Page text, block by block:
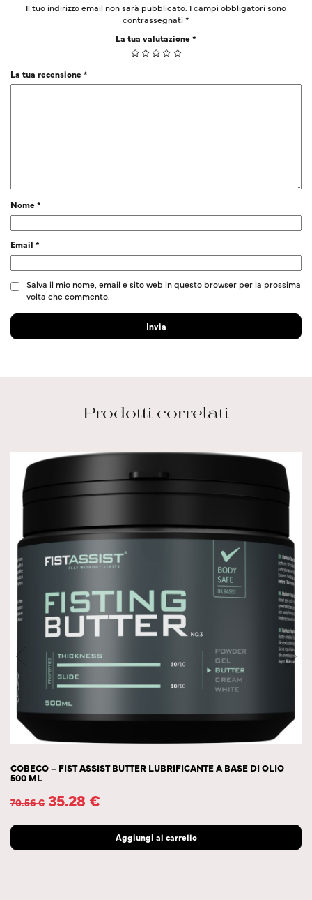
Il tuo indirizzo email non sarà pubblicato. I campi obbligatori sono
contrassegnati*
La tua valutazione*
La tua recensione*
Nome*
Email *
Salva il mio nome, email e sito web in questo browser per la prossima
volta che commento.
Prodotti correlati
COBECO – FIST ASSIST BUTTER LUBRIFICANTE A BASE DI OLIO
500 ML
70.56€ 35.28 €
Aggiungi al carrello